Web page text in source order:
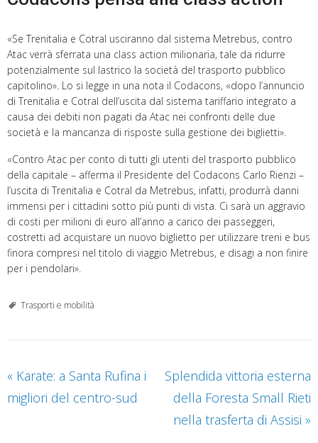
«Se Trenitalia e Cotral usciranno dal sistema Metrebus, contro
Atac verrà sferrata una class action milionaria, tale da ridurre
potenzialmente sul lastrico la società del trasporto pubblico
capitolino». Lo si legge in una nota il Codacons, «dopo l’annuncio
di Trenitalia e Cotral dell’uscita dal sistema tariffario integrato a
causa dei debiti non pagati da Atac nei confronti delle due
società e la mancanza di risposte sulla gestione dei biglietti».
«Contro Atac per conto di tutti gli utenti del trasporto pubblico
della capitale – afferma il Presidente del Codacons Carlo Rienzi –
l’uscita di Trenitalia e Cotral da Metrebus, infatti, produrrà danni
immensi per i cittadini sotto più punti di vista. Ci sarà un aggravio
di costi per milioni di euro all’anno a carico dei passeggeri,
costretti ad acquistare un nuovo biglietto per utilizzare treni e bus
finora compresi nel titolo di viaggio Metrebus, e disagi a non finire
per i pendolari».
Trasporti e mobilità
« Karate: a Santa Rufina i
migliori del centro-sud
Splendida vittoria esterna
della Foresta Small Rieti
nella trasferta di Assisi »